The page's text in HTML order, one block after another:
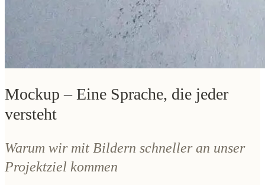
Mockup – Eine Sprache, die jeder
versteht
Warum wir mit Bildern schneller an unser
Projektziel kommen